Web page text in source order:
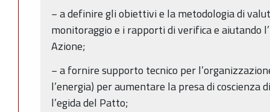
− a definire gli obiettivi e la metodologia di
monitoraggio e i rapporti di verifica e aiutando
Azione;
− a fornire supporto tecnico per
l’energia) per aumentare la presa di coscienza
l’egida del Patto;